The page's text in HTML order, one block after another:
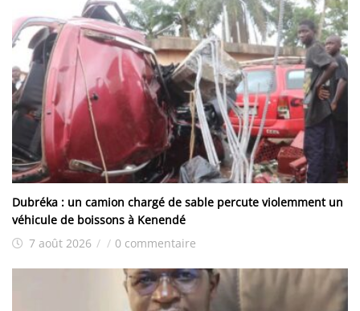
Dubréka : un camion chargé de sable percute violemment un
véhicule de boissons à Kenendé
7 août 2026 / / 0 commentaire